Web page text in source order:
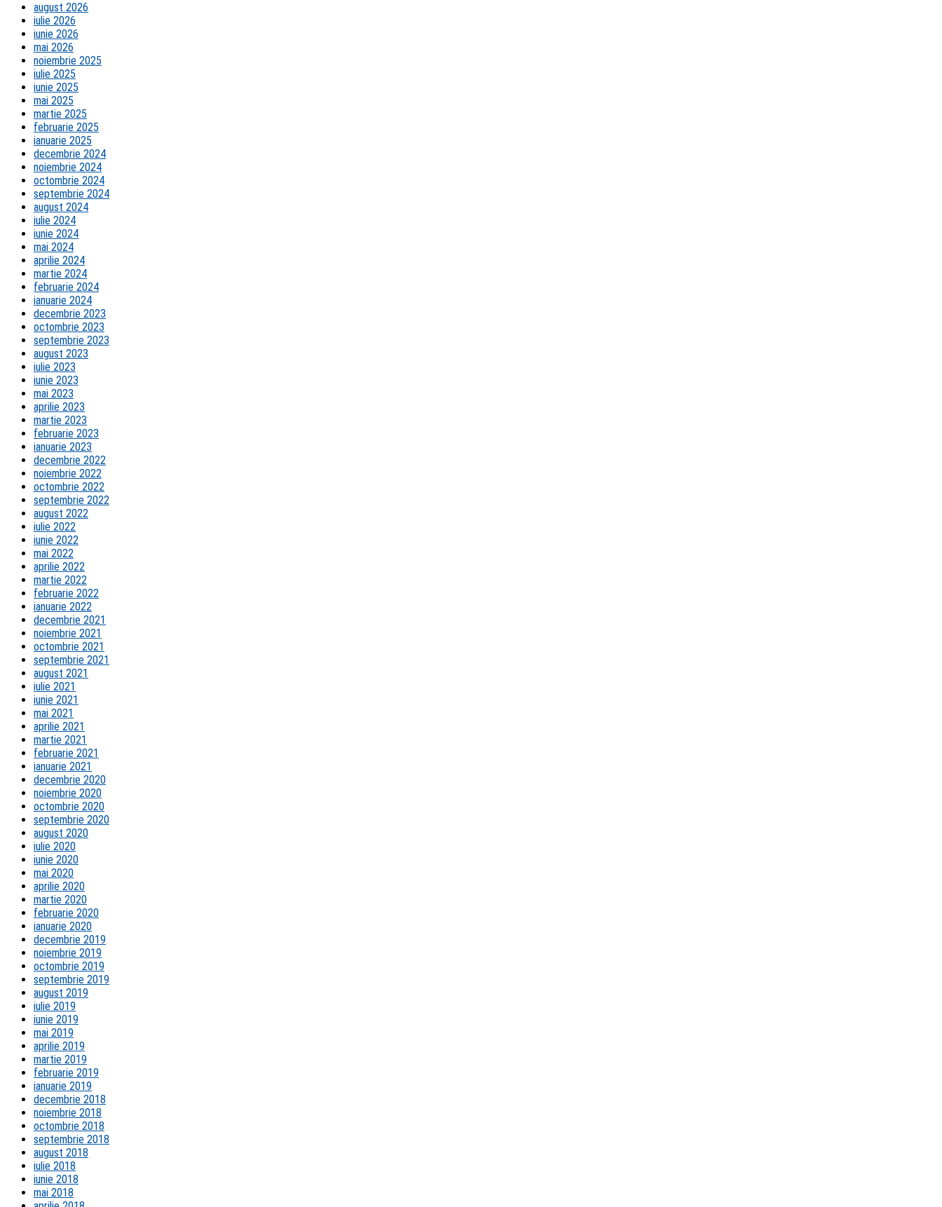
august 2026
iulie 2026
iunie 2026
mai 2026
noiembrie 2025
iulie 2025
iunie 2025
mai 2025
martie 2025
februarie 2025
ianuarie 2025
decembrie 2024
noiembrie 2024
octombrie 2024
septembrie 2024
august 2024
iulie 2024
iunie 2024
mai 2024
aprilie 2024
martie 2024
februarie 2024
ianuarie 2024
decembrie 2023
octombrie 2023
septembrie 2023
august 2023
iulie 2023
iunie 2023
mai 2023
aprilie 2023
martie 2023
februarie 2023
ianuarie 2023
decembrie 2022
noiembrie 2022
octombrie 2022
septembrie 2022
august 2022
iulie 2022
iunie 2022
mai 2022
aprilie 2022
martie 2022
februarie 2022
ianuarie 2022
decembrie 2021
noiembrie 2021
octombrie 2021
septembrie 2021
august 2021
iulie 2021
iunie 2021
mai 2021
aprilie 2021
martie 2021
februarie 2021
ianuarie 2021
decembrie 2020
noiembrie 2020
octombrie 2020
septembrie 2020
august 2020
iulie 2020
iunie 2020
mai 2020
aprilie 2020
martie 2020
februarie 2020
ianuarie 2020
decembrie 2019
noiembrie 2019
octombrie 2019
septembrie 2019
august 2019
iulie 2019
iunie 2019
mai 2019
aprilie 2019
martie 2019
februarie 2019
ianuarie 2019
decembrie 2018
noiembrie 2018
octombrie 2018
septembrie 2018
august 2018
iulie 2018
iunie 2018
mai 2018